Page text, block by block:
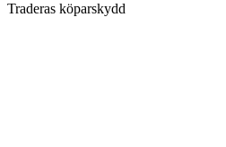
Traderas köparskydd